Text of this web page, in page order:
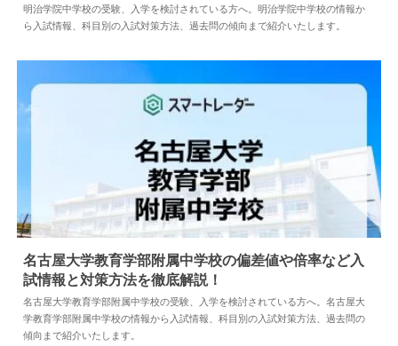
中学情報 2026.07.16
明治学院中学校の受験、入学を検討されている方へ。明治学院中学校の情報か
ら入試情報、科目別の入試対策方法、過去問の傾向まで紹介いたします。
中学情報 2024.04.18
名古屋大学教育学部附属中学校の偏差値や倍率など入
試情報と対策方法を徹底解説！
名古屋大学教育学部附属中学校の受験、入学を検討されている方へ。名古屋大
学教育学部附属中学校の情報から入試情報、科目別の入試対策方法、過去問の
傾向まで紹介いたします。